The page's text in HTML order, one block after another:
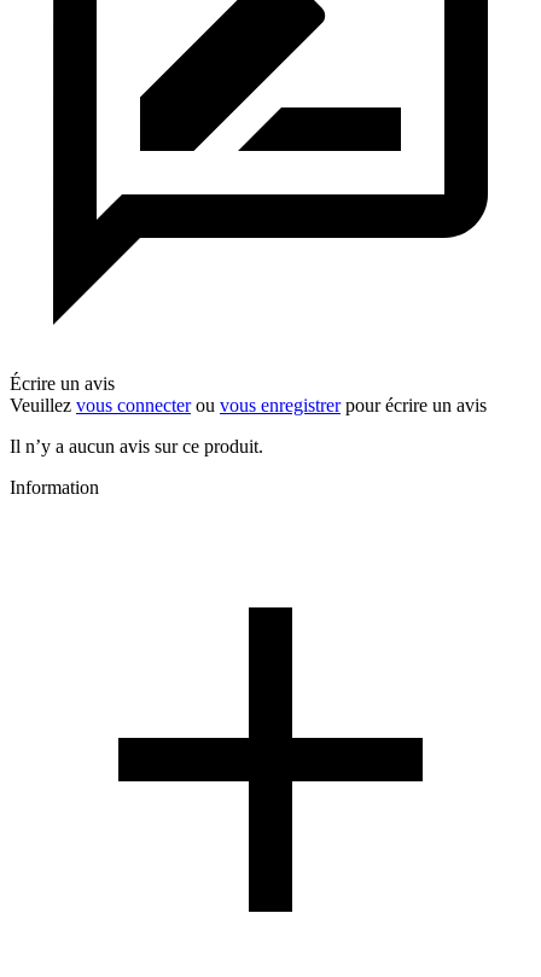
Écrire un avis
Veuillez vous connecterou vous enregistrerpour écrire un avis
Il n’y a aucun avis sur ce produit.
Information